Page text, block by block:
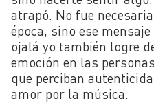
atrapó. No fue
época, sino ese
ojalá yo también logre
emoción en las
que perciban
amor por la música.